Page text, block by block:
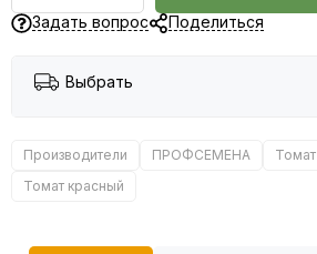
Задать вопрос Поделиться
Выбрать
Производители ПРОФСЕМЕНА Томат
Томат красный